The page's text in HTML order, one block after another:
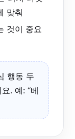
맞춰
것이 중요
행동 두
. 예: “베